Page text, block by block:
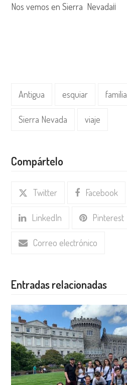
Nos vemos en Sierra Nevada¡¡
Antigua esquiar familia
Sierra Nevada viaje
Compártelo
Twitter Facebook
LinkedIn Pinterest
Correo electrónico
Entradas relacionadas